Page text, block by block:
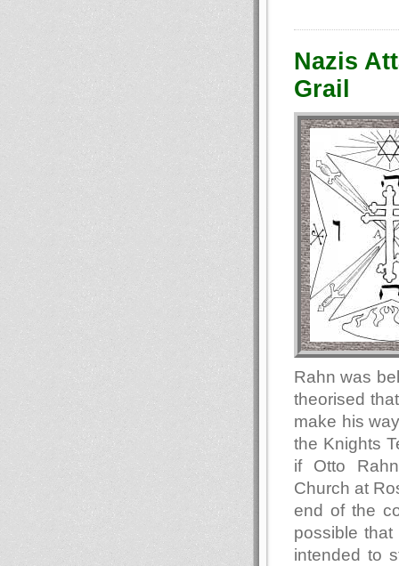
Nazis
Grail
Rahn was
theorised
make his
the Knights
if Otto
Church at
end of the
possible
intended to